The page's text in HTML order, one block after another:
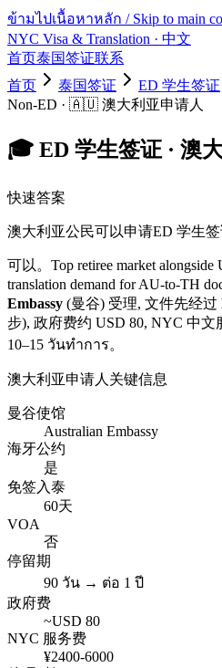
ข้ามไปเนื้อหาหลัก / Skip to main
NYC Visa & Translation · 中文
首页泰国签证联系
首页
泰国签证 ED 学生签证
Non-ED · 🇦🇺 澳大利亚申请人
🎓 ED 学生签证 · 澳
快速答案
澳大利亚公民可以申请ED 学生
可以。 Top retiree market
translation demand for AU-to-TH
Embassy (曼谷) 受理, 文件先经过
步), 政府费约 USD 80, NYC 中文
10–15 วันทำการ。
澳大利亚申请人关键信息
曼谷使馆
Australian Embassy
海牙公约
是
免签入泰
60天
VOA
否
停留期
90 วัน → ต่อ 1 ปี
政府费
~USD 80
NYC 服务费
¥2400-6000